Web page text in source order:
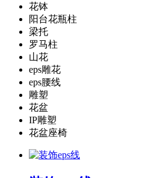
花钵
阳台花瓶柱
梁托
罗马柱
山花
eps雕花
eps腰线
雕塑
花盆
IP雕塑
花盆座椅